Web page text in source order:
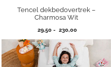
Tencel dekbedovertrek –
Charmosa Wit
29,50 - 230,00Prijsklasse:
tot
230,00